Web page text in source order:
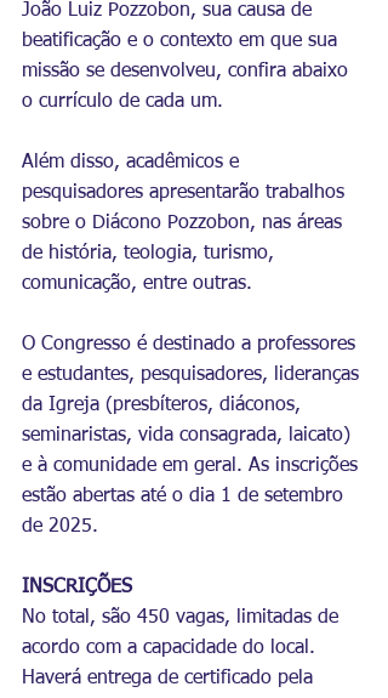
João Luiz Pozzobon, sua causa de
beatificação e o contexto em que sua
missão se desenvolveu, confira abaixo
o currículo de cada um.
Além disso, acadêmicos e
pesquisadores apresentarão trabalhos
sobre o Diácono Pozzobon, nas áreas
de história, teologia, turismo,
comunicação, entre outras.
O Congresso é destinado a professores
e estudantes, pesquisadores, lideranças
da Igreja (presbíteros, diáconos,
seminaristas, vida consagrada, laicato)
e à comunidade em geral. As inscrições
estão abertas até o dia 1 de setembro
de 2025.
INSCRIÇÕES
No total, são 450 vagas, limitadas de
acordo com a capacidade do local.
Haverá entrega de certificado pela